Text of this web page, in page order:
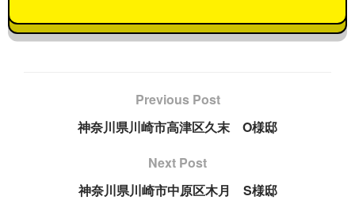
Previous Post
神奈川県川崎市高津区久末 O様邸
Next Post
神奈川県川崎市中原区木月 S様邸